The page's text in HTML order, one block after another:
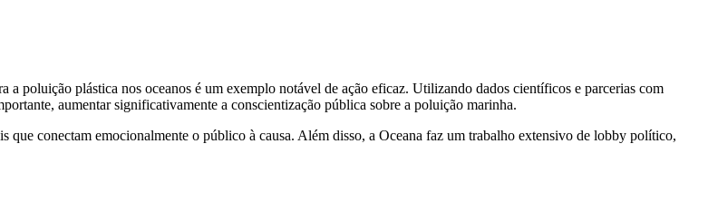
a poluição plástica nos oceanos é um exemplo notável de ação eficaz. Utilizando dados científicos e parcerias com
aumentar significativamente a conscientização pública sobre a poluição marinha.
que conectam emocionalmente o público à causa. Além disso, a Oceana faz um trabalho extensivo de lobby político,